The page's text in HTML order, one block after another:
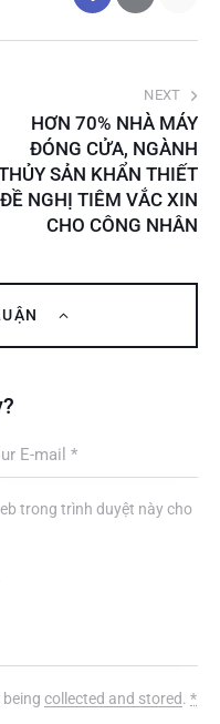
NEXT
HƠN 70% NHÀ MÁY
ĐÓNG CỬA, NGÀNH
SẢN KHẨN THIẾT
ĐỀ NGHỊ TIÊM VẮC XIN
CHO CÔNG NHÂN
trong trình duyệt này cho
beingcollected and stored.*